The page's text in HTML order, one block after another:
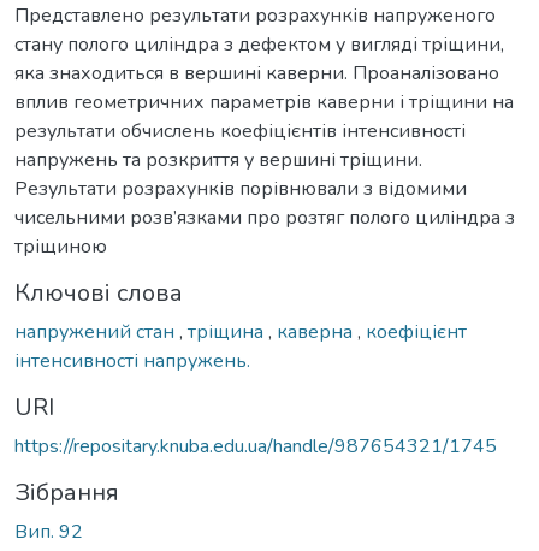
Представлено результати розрахунків напруженого
стану полого циліндра з дефектом у вигляді тріщини,
яка знаходиться в вершині каверни. Проаналізовано
вплив геометричних параметрів каверни і тріщини на
результати обчислень коефіцієнтів інтенсивності
напружень та розкриття у вершині тріщини.
Результати розрахунків порівнювали з відомими
чисельними розв’язками про розтяг полого циліндра з
тріщиною
Ключові слова
напружений стан , тріщина , каверна , коефіцієнт
інтенсивності напружень.
URI
https://repositary.knuba.edu.ua/handle/987654321/1745
Зібрання
Вип. 92